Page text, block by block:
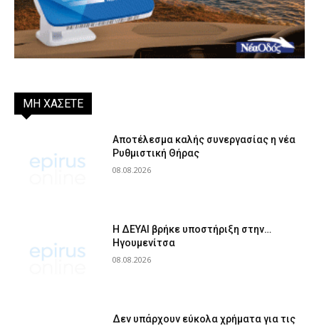
ΜΗ ΧΑΣΕΤΕ
Αποτέλεσμα καλής συνεργασίας η νέα
Ρυθμιστική Θήρας
08.08.2026
Η ΔΕΥΑΙ βρήκε υποστήριξη στην…
Ηγουμενίτσα
08.08.2026
Δεν υπάρχουν εύκολα χρήματα για τις